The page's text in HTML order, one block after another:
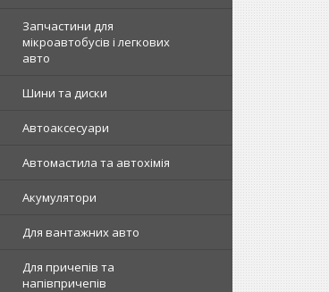
Запчастини для
мікроавтобусів і легкових
авто
Шини та диски
Автоаксесуари
Автомастила та автохімія
Акумулятори
Для вантажних авто
Для причепів та
напівпричепів